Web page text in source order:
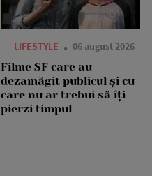
— LIFESTYLE 06 august 2026
Filme SF care au
dezamăgit publicul și cu
care nu ar trebui să îți
pierzi timpul